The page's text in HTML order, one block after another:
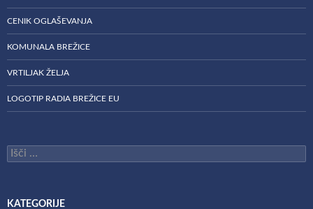
CENIK OGLAŠEVANJA
KOMUNALA BREŽICE
VRTILJAK ŽELJA
LOGOTIP RADIA BREŽICE EU
Išči:
KATEGORIJE